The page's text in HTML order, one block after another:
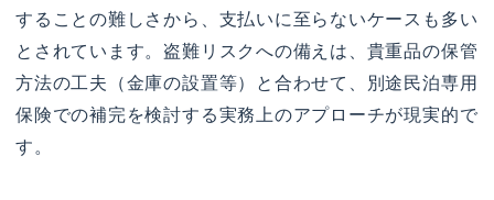
することの難しさから、支払いに至らないケースも多い
とされています。盗難リスクへの備えは、貴重品の保管
方法の工夫（金庫の設置等）と合わせて、別途民泊専用
保険での補完を検討する実務上のアプローチが現実的で
す。